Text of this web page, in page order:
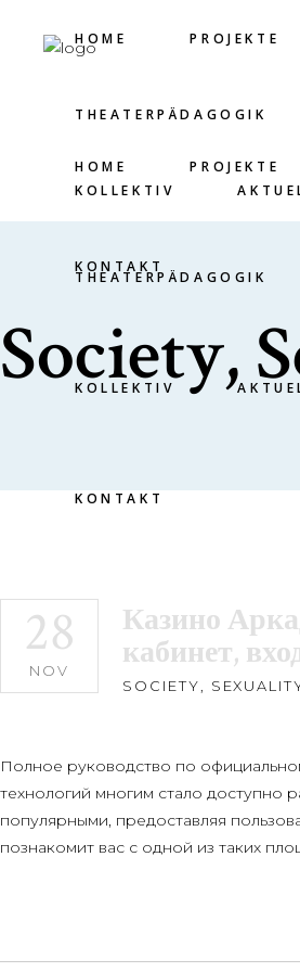
HOME PROJEKTE
THEATERPÄDAGOGIK
KOLLEKTIV
KONTAKT
HOME PROJEKTE
THEATERPÄDAGOGIK
KOLLEKTIV
KONTAKT
Society,
28
NOV
Казино
кабинет,
SOCIETY,
Полное руководство по
технологий многим стало доступно
популярными, предоставляя
познакомит вас с одной из таких